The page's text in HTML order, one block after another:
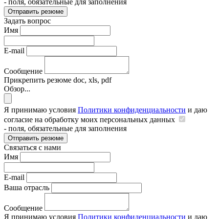
- поля, обязательные для заполнения
Отправить резюме
Задать вопрос
Имя
E-mail
Сообщение
Прикрепить резюме doc, xls, pdf
Обзор...
Я принимаю условия Политики конфиденциальности и даю
согласие на обработку моих персональных данных
- поля, обязательные для заполнения
Отправить резюме
Связаться с нами
Имя
E-mail
Ваша отрасль
Сообщение
Я принимаю условия Политики конфиденциальности и даю